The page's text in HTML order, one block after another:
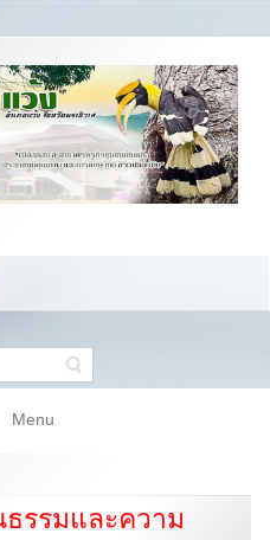
Menu
รรมและความ